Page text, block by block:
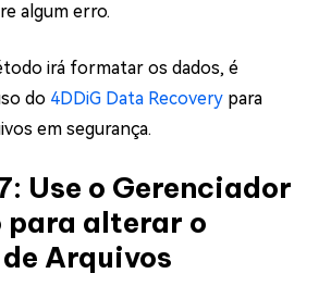
algum erro.
irá formatar os dados, é
do 4DDiG Data Recovery para
em segurança.
Use o Gerenciador
para alterar o
Arquivos